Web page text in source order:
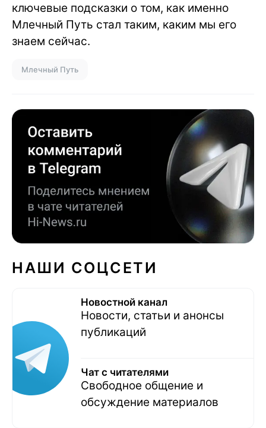
ключевые подсказки о том, как именно
Млечный Путь стал таким, каким мы его
знаем сейчас.
Млечный Путь
НАШИ СОЦСЕТИ
Новостной канал
Новости, статьи и анонсы
публикаций
Чат с читателями
Свободное общение и
обсуждение материалов